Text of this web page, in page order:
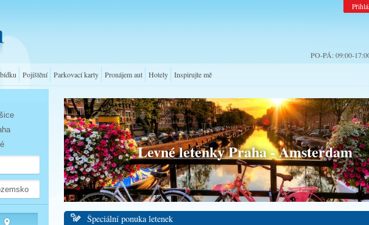
PO-PÁ: 09:00-
Pojištění Parkovací karty Pronájem aut Hotely Inspirujte mě
Levné letenky Praha - Amsterdam
Špeciální ponuka letenek